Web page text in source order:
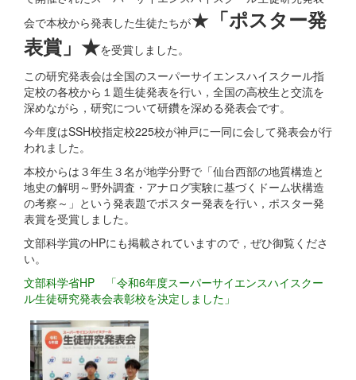
会で本校から発表した生徒たちが★ 「ポスター発
表賞」★を受賞しました。
この研究発表会は全国のスーパーサイエンスハイスクール指
定校の各校から１題生徒発表を行い，全国の高校生と交流を
深めながら，研究について研鑽を深める発表会です。
今年度はSSH校指定校225校が神戸に一同に会して発表会が行
われました。
本校からは３年生３名が地学分野で「仙台西部の地質構造と
地史の解明～野外調査・アナログ実験に基づくドーム状構造
の考察～」という発表題でポスター発表を行い，ポスター発
表賞を受賞しました。
文部科学賞のHPにも掲載されていますので，ぜひ御覧くださ
い。
文部科学省HP 「令和6年度スーパーサイエンスハイスクー
ル生徒研究発表会表彰校を決定しました」